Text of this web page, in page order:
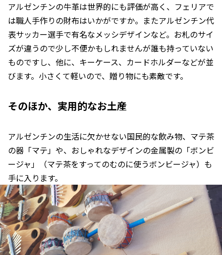
アルゼンチンの牛革は世界的にも評価が高く、フェリアで
は職人手作りの財布はいかがですか。またアルゼンチン代
表サッカー選手で有名なメッシデザインなど。お札のサイ
ズが違うので少し不便かもしれませんが誰も持っていない
ものですし、他に、キーケース、カードホルダーなどが並
びます。小さくて軽いので、贈り物にも素敵です。
そのほか、実用的なお土産
アルゼンチンの生活に欠かせない国民的な飲み物、マテ茶
の器「マテ」や、おしゃれなデザインの金属製の「ボンビ
ージャ」（マテ茶をすってのむのに使うボンビージャ）も
手に入ります。